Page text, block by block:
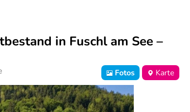
in Fuschl am See –
Fotos Karte